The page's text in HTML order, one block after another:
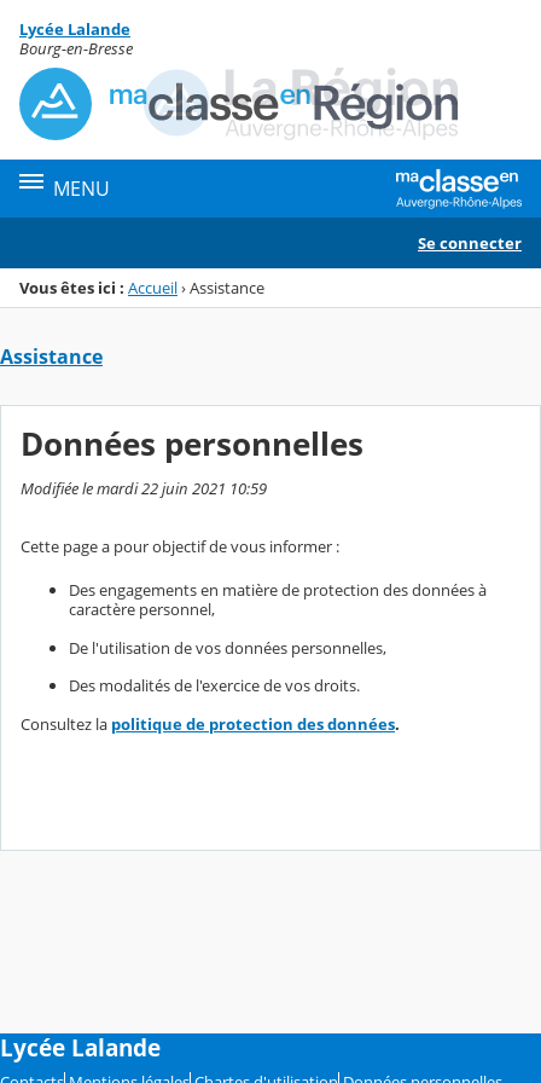
Menu de la rubrique
Contenu
Lycée Lalande
Bourg-en-Bresse
MENU
Se connecter
Vous êtes ici : Accueil›Assistance
Assistance
Données personnelles
Modifiée le mardi 22 juin 2021 10:59
Cette page a pour objectif de vous informer :
Des engagements en matière de protection des données à
caractère personnel,
De l'utilisation de vos données personnelles,
Des modalités de l'exercice de vos droits.
Consultez la politique de protection des données.
Lycée Lalande